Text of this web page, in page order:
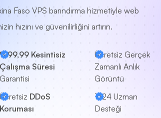
Faso VPS barındırma hizmetiyle web
hızını ve güvenilirliğini artırın.
%99,99 Kesintisiz
Çalışma Süresi
Garantisi
Ücretsiz Gerçek
Zamanlı Anlık
Görüntü
Ücretsiz DDoS
Koruması
7/24 Uzman
Desteği